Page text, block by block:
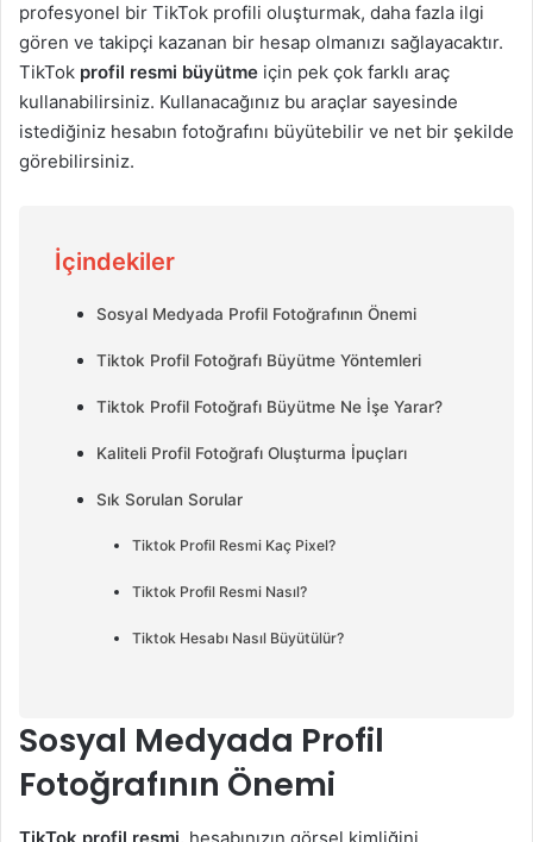
profesyonel bir TikTok profili oluşturmak, daha fazla ilgi
gören ve takipçi kazanan bir hesap olmanızı sağlayacaktır.
TikTok profil resmi büyütme için pek çok farklı araç
kullanabilirsiniz. Kullanacağınız bu araçlar sayesinde
istediğiniz hesabın fotoğrafını büyütebilir ve net bir şekilde
görebilirsiniz.
İçindekiler
Sosyal Medyada Profil Fotoğrafının Önemi
Tiktok Profil Fotoğrafı Büyütme Yöntemleri
Tiktok Profil Fotoğrafı Büyütme Ne İşe Yarar?
Kaliteli Profil Fotoğrafı Oluşturma İpuçları
Sık Sorulan Sorular
Tiktok Profil Resmi Kaç Pixel?
Tiktok Profil Resmi Nasıl?
Tiktok Hesabı Nasıl Büyütülür?
Sosyal Medyada Profil
Fotoğrafının Önemi